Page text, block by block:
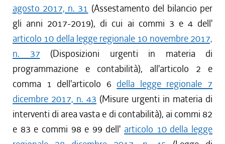
agosto 2017, n. 31 (Assestamento del bilancio per
gli anni 2017-2019), di cui ai commi 3 e 4 dell'
articolo 10 della legge regionale 10 novembre 2017,
n. 37 (Disposizioni urgenti in materia di
programmazione e contabilità), all'articolo 2 e
comma 1 dell'articolo 6 della legge regionale 7
dicembre 2017, n. 43 (Misure urgenti in materia di
interventi di area vasta e di contabilità), ai commi 82
e 83 e commi 98 e 99 dell' articolo 10 della legge